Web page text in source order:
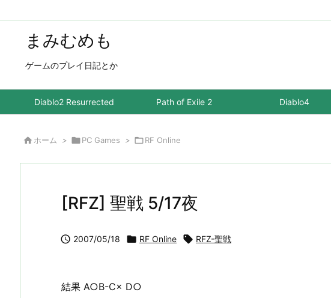
まみむめも
ゲームのプレイ日記とか
Diablo2 Resurrected Path of Exile 2 Diablo4
 ホーム > PC Games > RF Online
[RFZ] 聖戦 5/17夜
 2007/05/18  RF Online  RFZ-聖戦
結果 A○B-C× D○